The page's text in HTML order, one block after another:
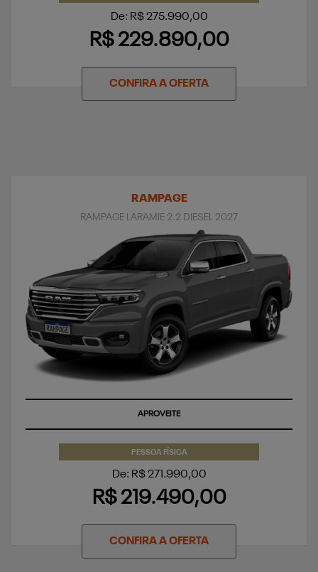
De: R$ 275.990,00
R$ 229.890,00
CONFIRA A OFERTA
RAMPAGE
RAMPAGE LARAMIE 2.2 DIESEL 2027
APROVEITE
PESSOA FÍSICA
De: R$ 271.990,00
R$ 219.490,00
CONFIRA A OFERTA